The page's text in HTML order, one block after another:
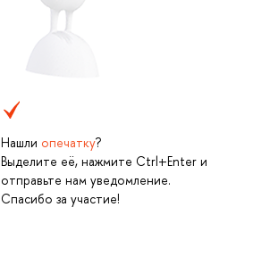
Нашли опечатку?
Выделите её, нажмите Ctrl+Enter и
отправьте нам уведомление.
Спасибо за участие!